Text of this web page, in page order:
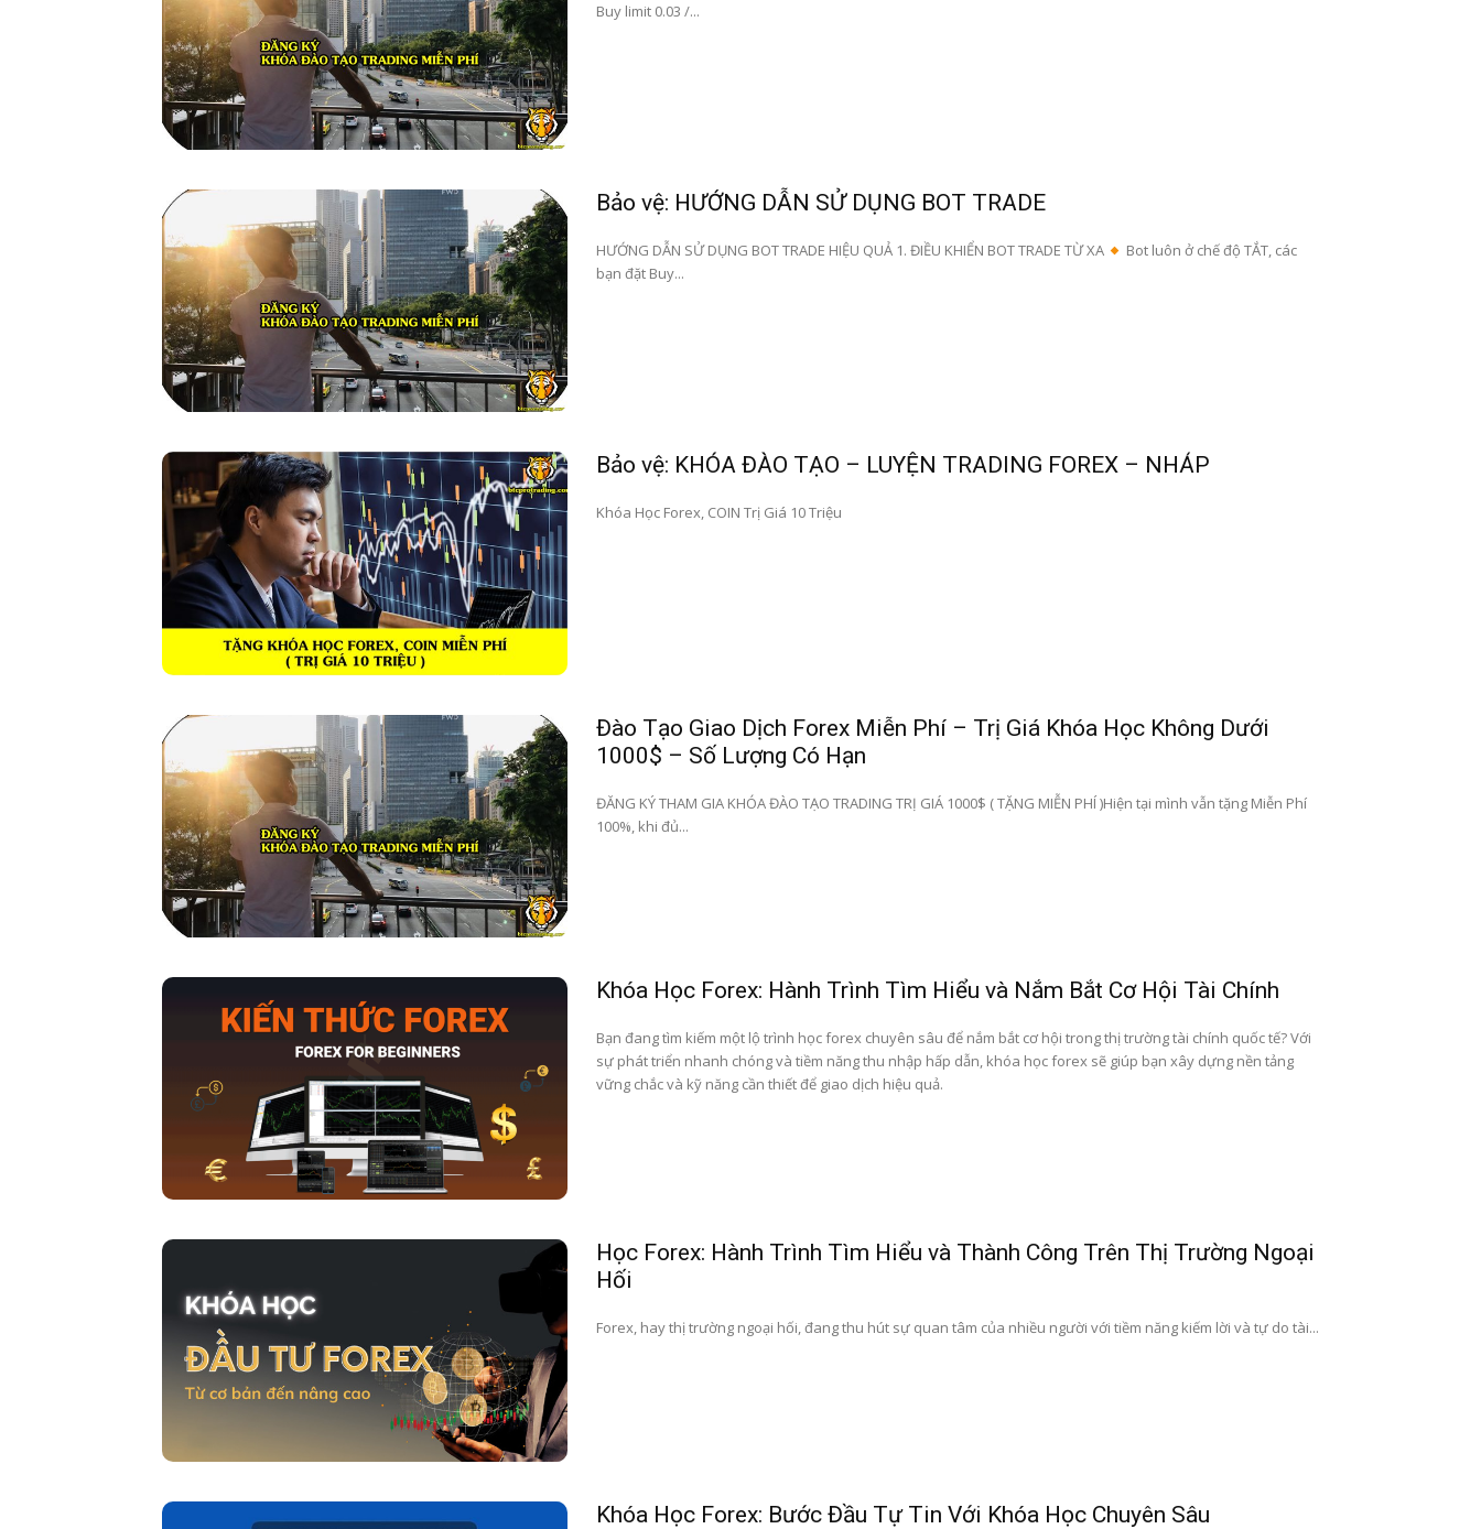
Buy limit 0.03 /...
Bảo vệ: HƯỚNG DẪN SỬ DỤNG BOT TRADE
HƯỚNG DẪN SỬ DỤNG BOT TRADE HIỆU QUẢ 1. ĐIỀU KHIỂN BOT TRADE TỪ XA
Bot luôn ở chế độ TẮT, các
bạn đặt Buy...
Bảo vệ: KHÓA ĐÀO TẠO – LUYỆN TRADING FOREX – NHÁP
Khóa Học Forex, COIN Trị Giá 10 Triệu
Đào Tạo Giao Dịch Forex Miễn Phí – Trị Giá Khóa Học Không Dưới
1000$ – Số Lượng Có Hạn
ĐĂNG KÝ THAM GIA KHÓA ĐÀO TẠO TRADING TRỊ GIÁ 1000$ ( TẶNG MIỄN PHÍ )Hiện tại mình vẫn tặng Miễn Phí
100%, khi đủ...
Khóa Học Forex: Hành Trình Tìm Hiểu và Nắm Bắt Cơ Hội Tài Chính
Bạn đang tìm kiếm một lộ trình học forex chuyên sâu để nắm bắt cơ hội trong thị trường tài chính quốc tế? Với
sự phát triển nhanh chóng và tiềm năng thu nhập hấp dẫn, khóa học forex sẽ giúp bạn xây dựng nền tảng
vững chắc và kỹ năng cần thiết để giao dịch hiệu quả.
Học Forex: Hành Trình Tìm Hiểu và Thành Công Trên Thị Trường Ngoại
Hối
Forex, hay thị trường ngoại hối, đang thu hút sự quan tâm của nhiều người với tiềm năng kiếm lời và tự do tài...
Khóa Học Forex: Bước Đầu Tự Tin Với Khóa Học Chuyên Sâu